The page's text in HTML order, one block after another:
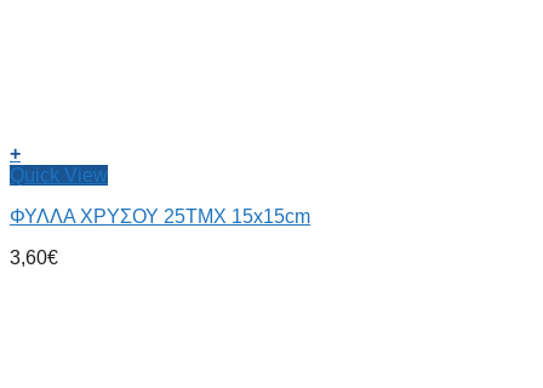
+
Quick View
ΦΥΛΛΑ ΧΡΥΣΟΥ 25ΤΜΧ 15x15cm
3,60€